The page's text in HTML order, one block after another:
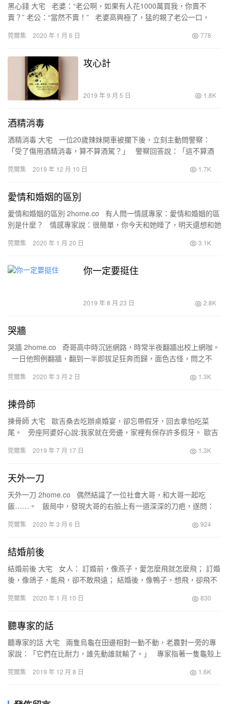
黑心錢 大宅 老婆：“老公啊，如果有人花1000萬買我，你賣不
賣？” 老公：“當然不賣！” 老婆高興極了，猛的親了老公一口，
莞爾集 2020 年 1 月 6 日 778
攻心計
2019 年 9 月 5 日 1.8K
酒精消毒
酒精消毒 大宅 一位20歲辣妹開車被攔下後，立刻主動問警察：
「受了傷用酒精消毒，算不算酒駕？」 警察回答說：「這不算酒
莞爾集 2019 年 12 月 10 日 1.7K
愛情和婚姻的區別
愛情和婚姻的區別 2home.co 有人問一情感專家：愛情和婚姻的區
別是什麼？ 情感專家說：很簡單，你今天和她睡了，明天還想和她
莞爾集 2020 年 1 月 20 日 3.1K
你一定要挺住
2019 年 8 月 23 日 2.8K
哭牆
哭牆 2home.co 奇哥高中時沉迷網路，時常半夜翻牆出校上網咖。
一日他照例翻牆，翻到一半即拔足狂奔而歸，面色古怪，問之不
莞爾集 2020 年 3 月 2 日 1.3K
揀骨師
揀骨師 大宅 歐吉桑去吃辦桌婚宴，卻忘帶假牙，回去拿怕吃菜
尾。 旁座阿婆好心說:我家就在旁邊，家裡有保存許多假牙。 歐吉
莞爾集 2019 年 7 月 17 日 1.3K
天外一刀
天外一刀 2home.co 偶然結識了一位社會大哥，和大哥一起吃
飯……。 飯局中，發現大哥的右臉上有一道深深的刀疤，遂問：
莞爾集 2020 年 3 月 6 日 924
結婚前後
結婚前後 大宅 女人： 訂婚前，像燕子，愛怎麼飛就怎麼飛； 訂婚
後，像鴿子，能飛，卻不敢飛遠； 結婚後，像鴨子，想飛，卻飛不
莞爾集 2020 年 1 月 10 日 830
聽專家的話
聽專家的話 大宅 兩隻烏龜在田邊相對一動不動，老農對一旁的專
家說：「它們在比耐力，誰先動誰就輸了。」 專家指著一隻龜殼上
莞爾集 2019 年 12 月 8 日 1.6K